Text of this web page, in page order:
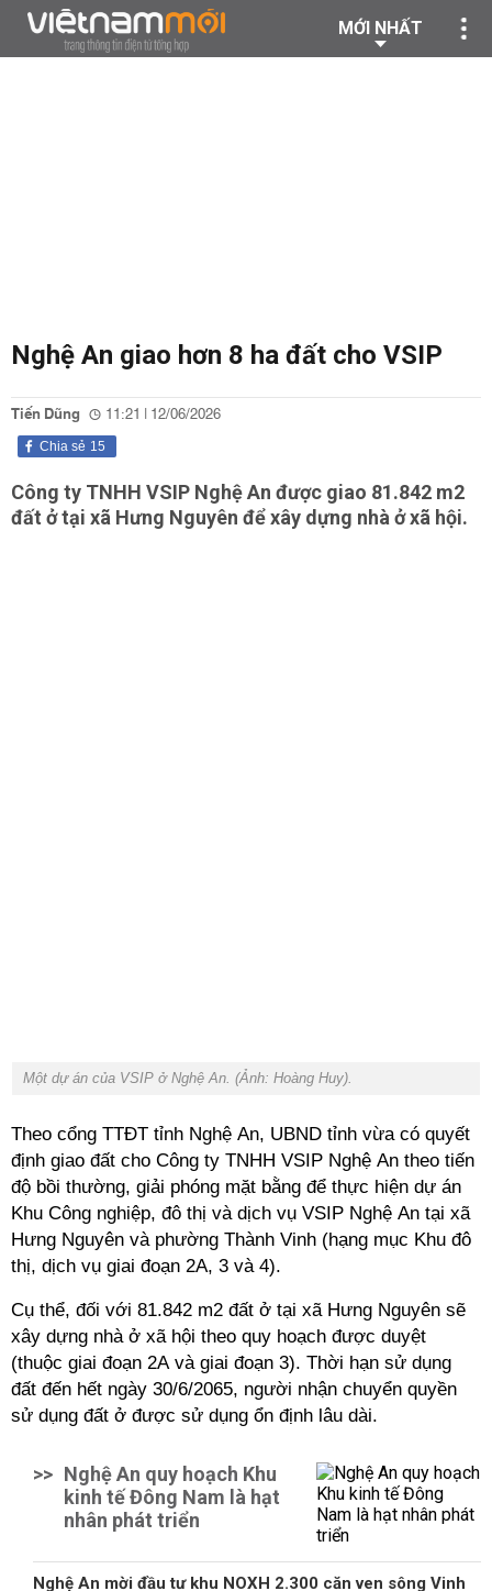
MỚI NHẤT
Nghệ An giao hơn 8 ha đất cho VSIP
Tiến Dũng 11:21 | 12/06/2026
15
Chia sẻ
Công ty TNHH VSIP Nghệ An được giao 81.842 m2
đất ở tại xã Hưng Nguyên để xây dựng nhà ở xã hội.
Một dự án của VSIP ở Nghệ An. (Ảnh: Hoàng Huy).
Theo cổng TTĐT tỉnh Nghệ An, UBND tỉnh vừa có quyết
định giao đất cho Công ty TNHH VSIP Nghệ An theo tiến
độ bồi thường, giải phóng mặt bằng để thực hiện dự án
Khu Công nghiệp, đô thị và dịch vụ VSIP Nghệ An tại xã
Hưng Nguyên và phường Thành Vinh (hạng mục Khu đô
thị, dịch vụ giai đoạn 2A, 3 và 4).
Cụ thể, đối với 81.842 m2 đất ở tại xã Hưng Nguyên sẽ
xây dựng nhà ở xã hội theo quy hoạch được duyệt
(thuộc giai đoạn 2A và giai đoạn 3). Thời hạn sử dụng
đất đến hết ngày 30/6/2065, người nhận chuyển quyền
sử dụng đất ở được sử dụng ổn định lâu dài.
>> Nghệ An quy hoạch Khu
kinh tế Đông Nam là hạt
nhân phát triển
Nghệ An mời đầu tư khu NOXH 2.300 căn ven sông Vinh